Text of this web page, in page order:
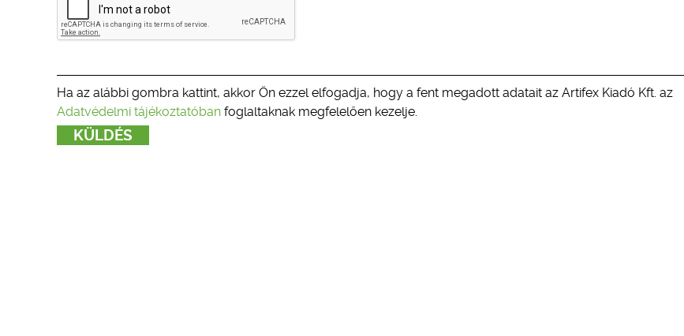
Ha az alábbi gombra kattint, akkor Ön ezzel elfogadja, hogy a fent megadott adatait az Artifex Kiadó Kft. az
Adatvédelmi tájékoztatóban foglaltaknak megfelelően kezelje.